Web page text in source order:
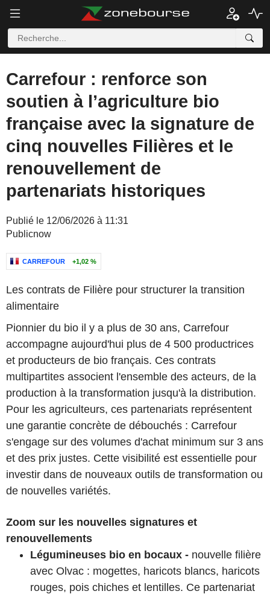
Carrefour : renforce son
soutien à l’agriculture bio
française avec la signature de
cinq nouvelles Filières et le
renouvellement de
partenariats historiques
Publié le 12/06/2026 à 11:31
Publicnow
CARREFOUR +1,02 %
Les contrats de Filière pour structurer la transition
alimentaire
Pionnier du bio il y a plus de 30 ans, Carrefour
accompagne aujourd'hui plus de 4 500 productrices
et producteurs de bio français. Ces contrats
multipartites associent l'ensemble des acteurs, de la
production à la transformation jusqu'à la distribution.
Pour les agriculteurs, ces partenariats représentent
une garantie concrète de débouchés : Carrefour
s'engage sur des volumes d'achat minimum sur 3 ans
et des prix justes. Cette visibilité est essentielle pour
investir dans de nouveaux outils de transformation ou
de nouvelles variétés.
Zoom sur les nouvelles signatures et
renouvellements
Légumineuses bio en bocaux - nouvelle filière
avec Olvac : mogettes, haricots blancs, haricots
rouges, pois chiches et lentilles. Ce partenariat